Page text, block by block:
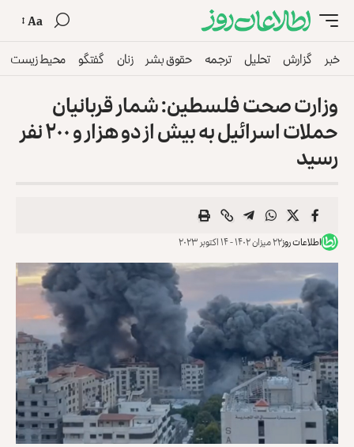
Aa
خبر گزارش تحلیل ترجمه حقوق بشر زنان گفتگو محیط زیست
وزارت صحت فلسطین: شمار قربانیان
حملات اسرائیل به بیش از دو هزار و ۲۰۰ نفر
رسید
اطلاعات روز۲۲ میزان ۱۴۰۲ - ۱۴ اکتوبر ۲۰۲۳